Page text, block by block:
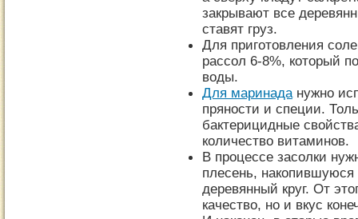
закрывают все
ставят груз.
Для приготовления
рассол 6-8%, который
воды.
Для маринаданужно
пряности и специи.
бактерицидные
количество витаминов.
В процессе засолки
плесень,
деревянный круг. От
качество, но и вкус